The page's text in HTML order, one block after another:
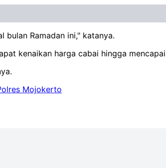
bulan Ramadan ini," katanya.
kenaikan harga cabai hingga
Mojokerto